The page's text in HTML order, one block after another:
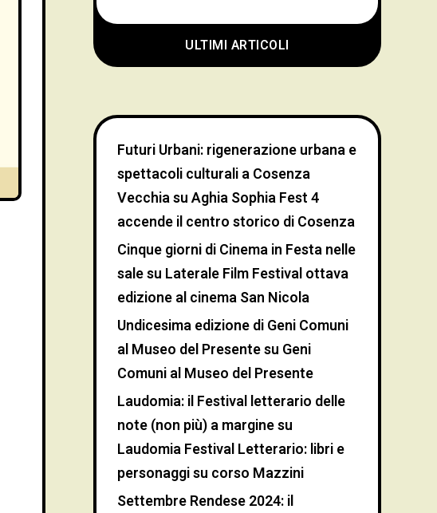
ULTIMI ARTICOLI
Futuri Urbani: rigenerazione urbana e
spettacoli culturali a Cosenza
VecchiasuAghia Sophia Fest 4
accende il centro storico di Cosenza
Cinque giorni di Cinema in Festa nelle
salesu Laterale Film Festival ottava
edizione al cinema San Nicola
Undicesima edizione di Geni Comuni
al Museo del Presentesu Geni
Comuni al Museo del Presente
Laudomia: il Festival letterario delle
note (non più) a marginesu
Laudomia Festival Letterario: libri e
personaggi su corso Mazzini
Settembre Rendese 2024: il